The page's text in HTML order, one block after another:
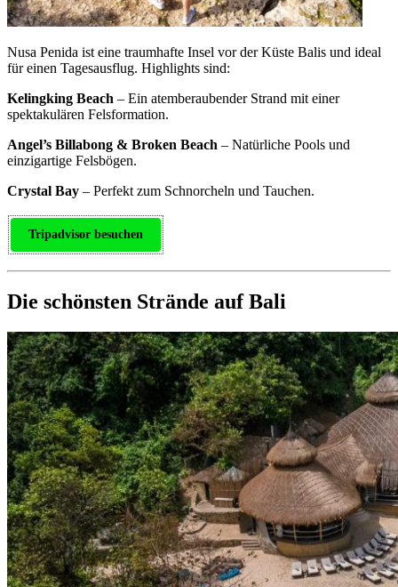
Nusa Penida ist eine traumhafte Insel vor der Küste Balis und ideal
für einen Tagesausflug. Highlights sind:
Kelingking Beach – Ein atemberaubender Strand mit einer
spektakulären Felsformation.
Angel’s Billabong & Broken Beach – Natürliche Pools und
einzigartige Felsbögen.
Crystal Bay – Perfekt zum Schnorcheln und Tauchen.
Tripadvisor besuchen
Die schönsten Strände auf Bali